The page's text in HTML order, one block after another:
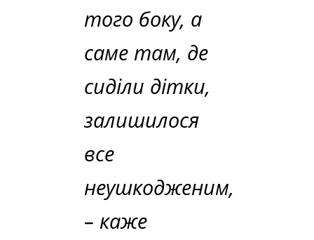
того боку, а
саме там, де
сиділи дітки,
залишилося
все
неушкодженим,
– каже